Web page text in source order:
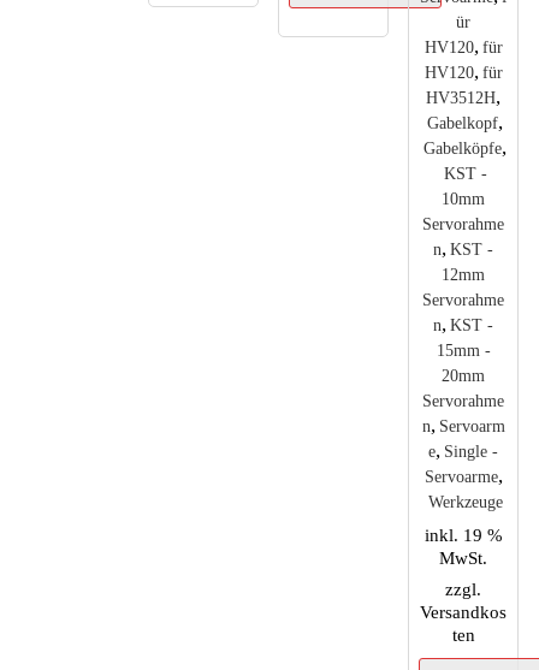
Dieses
Dieses
ür
HV120, für
HV120, für
HV3512H,
Gabelkopf,
Gabelköpfe,
KST -
10mm
Servorahme
n, KST -
12mm
Servorahme
n, KST -
15mm -
20mm
Servorahme
n, Servoarm
e, Single -
Servoarme,
Werkzeuge
inkl. 19 %
MwSt.
zzgl.
Versandkos
ten